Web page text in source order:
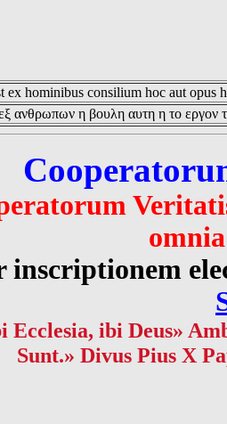
ex hominibus consilium hoc aut opus
ανθρωπων η βουλη αυτη η το εργον
inscriptionem
Ecclesia, ibi Deus»
Sunt.» Divus Pius X